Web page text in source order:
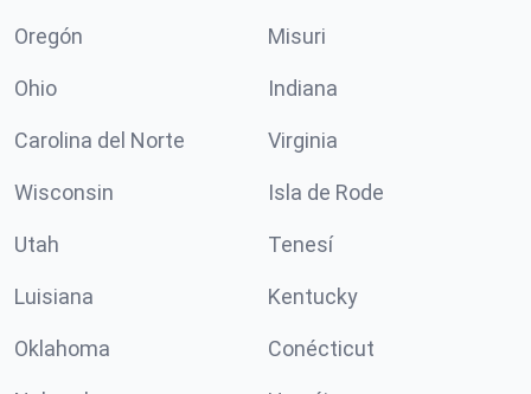
Oregón Misuri
Ohio Indiana
Carolina del Norte Virginia
Wisconsin Isla de Rode
Utah Tenesí
Luisiana Kentucky
Oklahoma Conécticut